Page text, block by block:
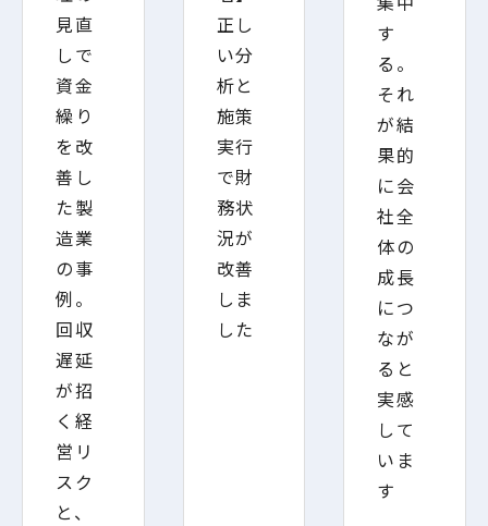
見直
しで
資金
繰り
を改
善し
た製
造業
の事
例。
回収
遅延
が招
く経
営リ
スク
と、
正し
い分
析と
施策
実行
で財
務状
況が
改善
しま
した
す
る。
それ
が結
果的
に会
社全
体の
成長
につ
なが
ると
実感
して
いま
す